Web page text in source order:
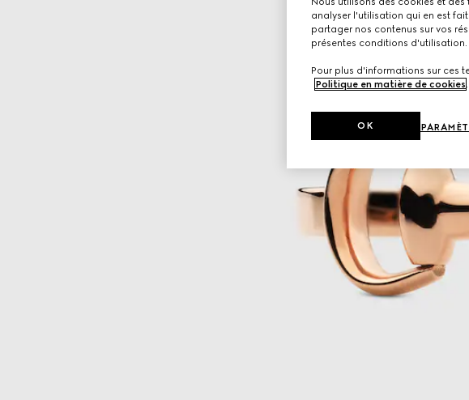
analyser l'utilisation qui en est
partager nos contenus sur vos
présentes conditions d'utilisation.
Pour plus d'informations sur ces
Politique en matière de cookies.
OK